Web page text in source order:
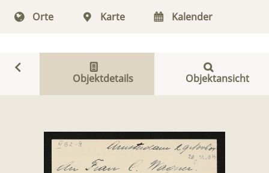
Orte Karte Kalender
Objektdetails Objektansicht